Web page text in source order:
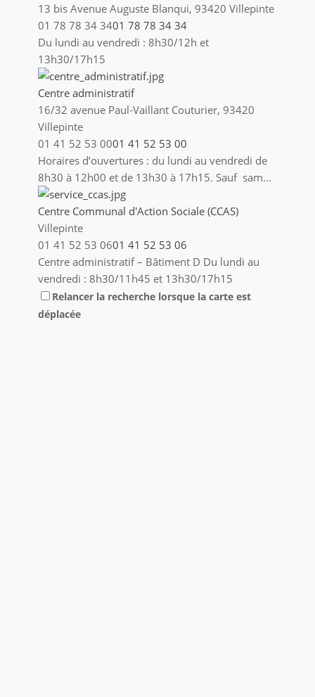
13 bis Avenue Auguste Blanqui, 93420 Villepinte
01 78 78 34 3401 78 78 34 34
Du lundi au vendredi : 8h30/12h et
13h30/17h15
Centre administratif
16/32 avenue Paul-Vaillant Couturier, 93420
Villepinte
01 41 52 53 0001 41 52 53 00
Horaires d’ouvertures : du lundi au vendredi de
8h30 à 12h00 et de 13h30 à 17h15. Sauf sam...
Centre Communal d'Action Sociale (CCAS)
Villepinte
01 41 52 53 0601 41 52 53 06
Centre administratif – Bâtiment D Du lundi au
vendredi : 8h30/11h45 et 13h30/17h15
(Fermetu...
Relancer la recherche lorsque la carte est
déplacée